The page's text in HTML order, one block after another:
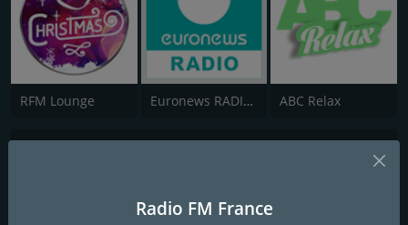
RFM Lounge Euronews RADIO - Français ABC Relax
Radio FM France